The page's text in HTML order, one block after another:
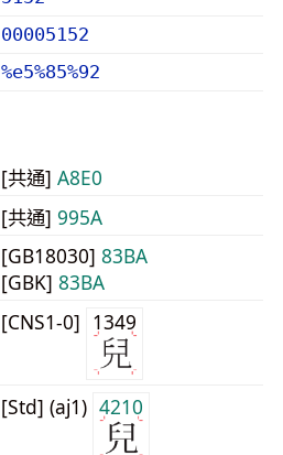
00005152
%e5%85%92
[共通] A8E0
[共通] 995A
[GB18030] 83BA
[GBK] 83BA
[CNS1-0] 1349
[Std] (aj1) 4210